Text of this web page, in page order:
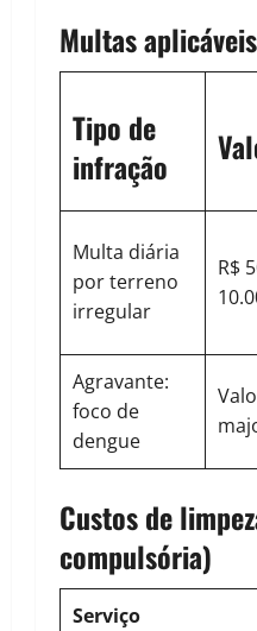
Multas aplicáveis
Tipo de
infração
Multa diária
por terreno
irregular
R$
Agravante:
foco de
dengue
Custos de
compulsória)
Serviço